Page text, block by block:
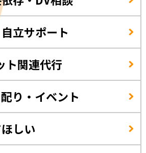
立サポート
ト関連代行
り・イベント
しい